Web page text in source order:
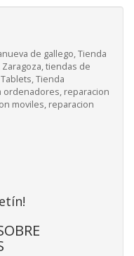
de gallego, Tienda
tiendas de
Tienda
ordenadores, reparacion
moviles, reparacion